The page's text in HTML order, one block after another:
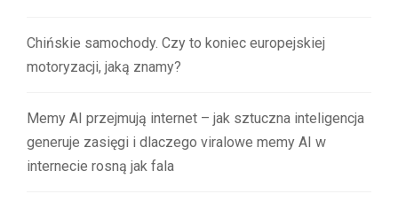
Chińskie samochody. Czy to koniec europejskiej
motoryzacji, jaką znamy?
Memy AI przejmują internet – jak sztuczna inteligencja
generuje zasięgi i dlaczego viralowe memy AI w
internecie rosną jak fala